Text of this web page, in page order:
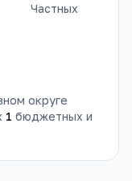
Частных
округе
1 бюджетных и